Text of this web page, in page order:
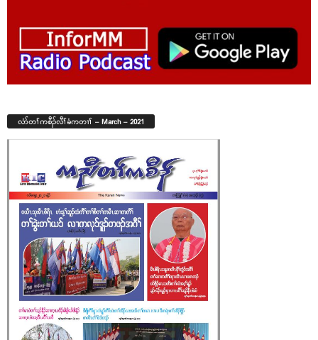
လံာ်တၢ်ကစီၣ်လီၢ်ခံကတၢၢ် – March – 2021